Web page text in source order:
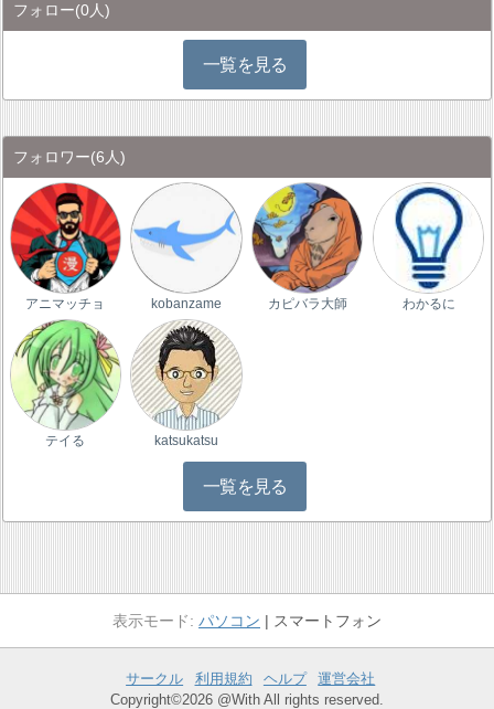
フォロー(0人)
一覧を見る
フォロワー(6人)
アニマッチョ kobanzame カピバラ大師 わかるに
テイる katsukatsu
一覧を見る
パソコン スマートフォン
サークル 利用規約 ヘルプ
運営会社
Copyright©2026 @With All rights reserved.